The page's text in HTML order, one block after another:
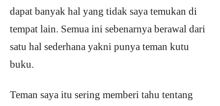
dapat banyak hal yang tidak saya temukan di
tempat lain. Semua ini sebenarnya berawal dari
satu hal sederhana yakni punya teman kutu
buku.
Teman saya itu sering memberi tahu tentang